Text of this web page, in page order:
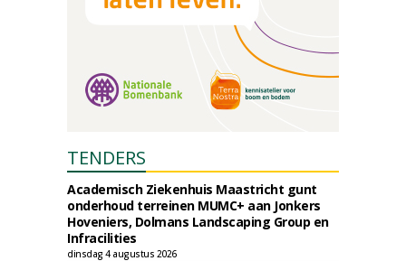
TENDERS
Academisch Ziekenhuis Maastricht gunt
onderhoud terreinen MUMC+ aan Jonkers
Hoveniers, Dolmans Landscaping Group en
Infracilities
dinsdag 4 augustus 2026